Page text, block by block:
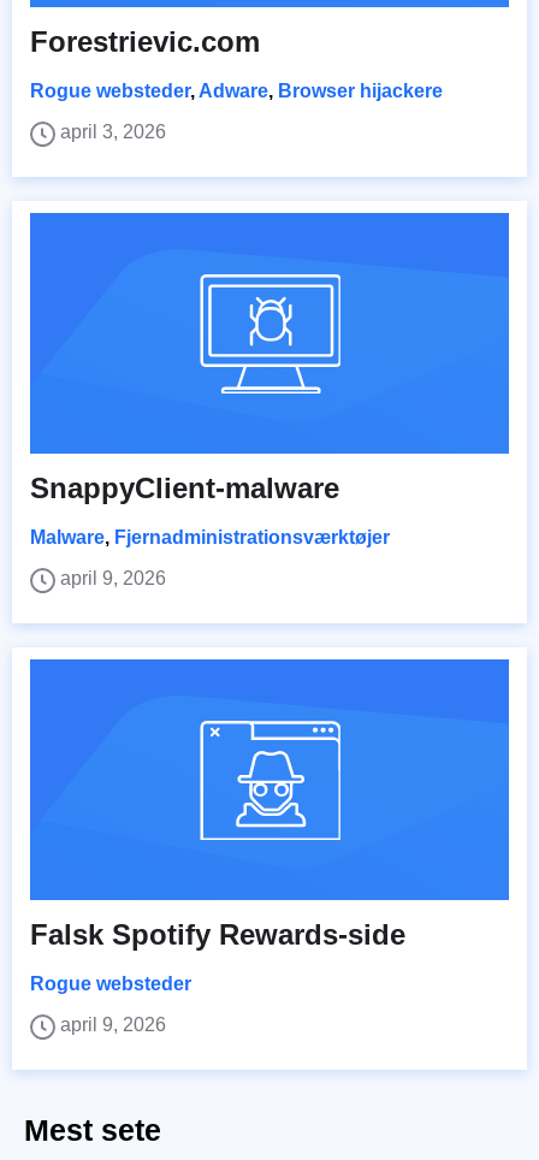
Forestrievic.com
Rogue websteder, Adware, Browser hijackere
april 3, 2026
SnappyClient-malware
Malware, Fjernadministrationsværktøjer
april 9, 2026
Falsk Spotify Rewards-side
Rogue websteder
april 9, 2026
Mest sete